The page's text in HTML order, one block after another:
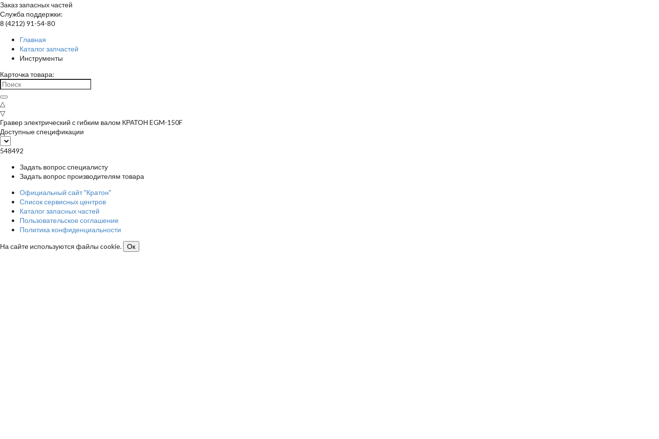
Заказ запасных частей
Служба поддержки:
8 (4212) 91-54-80
Главная
Каталог запчастей
Инструменты
Карточка товара:
△
▽
Гравер электрический с гибким валом КРАТОН EGM-150F
Доступные спецификации
548492
Задать вопрос специалисту
Задать вопрос производителям товара
Официальный сайт "Кратон"
Список сервисных центров
Каталог запасных частей
Пользовательское соглашение
Политика конфиденциальности
На сайте используются файлы cookie.
Ок